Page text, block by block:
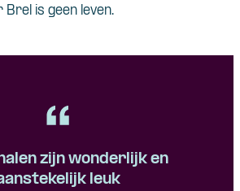
Brel is geen leven.
zijn wonderlijk en
leuk